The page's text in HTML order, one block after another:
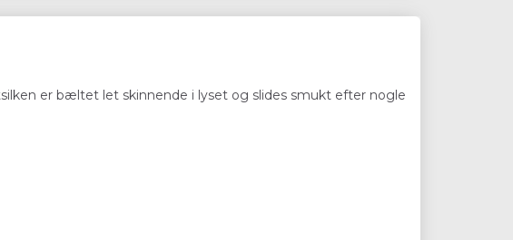
er bæltet let skinnende i lyset og slides smukt efter nogle